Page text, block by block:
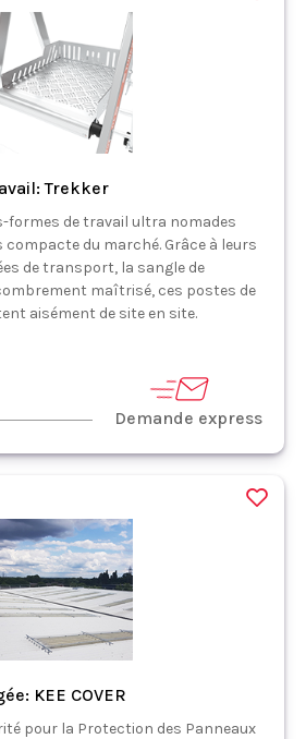
Trekker
formes de travail ultra nomades
compacte du marché. Grâce à leurs
de transport, la sangle de
maîtrisé, ces postes de
aisément de site en site.
Demande express
KEE COVER
pour la Protection des Panneaux